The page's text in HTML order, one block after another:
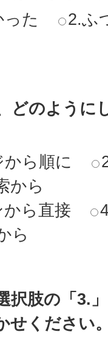
た
2.ふ
どのように
ら順に
から
ら直接
ら
択肢の「3.
せください